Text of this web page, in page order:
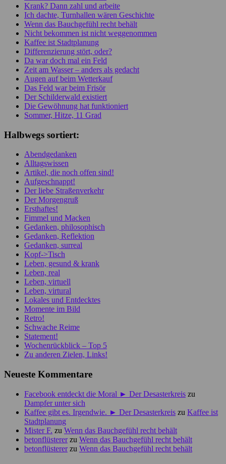
Krank? Dann zahl und arbeite
Ich dachte, Turnhallen wären Geschichte
Wenn das Bauchgefühl recht behält
Nicht bekommen ist nicht weggenommen
Kaffee ist Stadtplanung
Differenzierung stört, oder?
Da war doch mal ein Feld
Zeit am Wasser – anders als gedacht
Augen auf beim Wetterkauf
Das Feld war beim Frisör
Der Schilderwald existiert
Die Gewöhnung hat funktioniert
Sommer, Hitze, 11 Grad
Halbwegs sortiert:
Abendgedanken
Alltagswissen
Artikel, die noch offen sind!
Aufgeschnappt!
Der liebe Straßenverkehr
Der Morgengruß
Ersthaftes!
Fimmel und Macken
Gedanken, philosophisch
Gedanken, Reflektion
Gedanken, surreal
Kopf->Tisch
Leben, gesund & krank
Leben, real
Leben, virtuell
Leben, virtural
Lokales und Entdecktes
Momente im Bild
Retro!
Schwache Reime
Statement!
Wochenrückblick – Top 5
Zu anderen Zielen, Links!
Neueste Kommentare
Facebook entdeckt die Moral ► Der Desasterkreis zu
Dampfer unter sich
Kaffee gibt es. Irgendwie. ► Der Desasterkreis zu Kaffee ist
Stadtplanung
Mister F. zu Wenn das Bauchgefühl recht behält
betonflüstererzu Wenn das Bauchgefühl recht behält
betonflüstererzu Wenn das Bauchgefühl recht behält